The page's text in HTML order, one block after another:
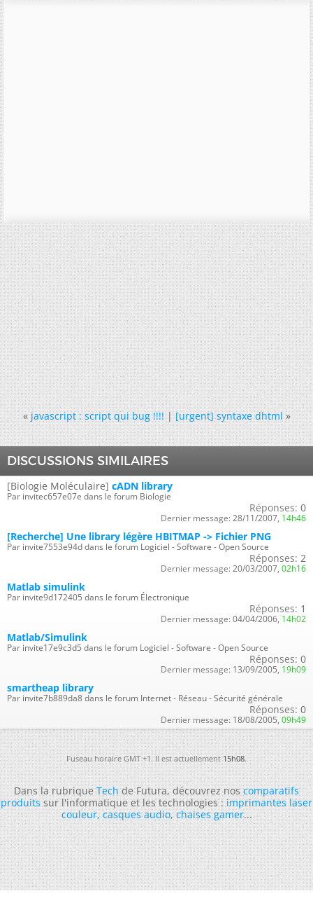
« javascript : script qui bug !!!!|[urgent] syntaxe dhtml »
DISCUSSIONS SIMILAIRES
[Biologie Moléculaire] cADN library
Par invitec657e07e dans le forum Biologie
Réponses: 0
Dernier message: 28/11/2007, 14h46
[Recherche] Une library légère HBITMAP -> Fichier PNG
Par invite7553e94d dans le forum Logiciel - Software - Open Source
Réponses: 2
Dernier message: 20/03/2007, 02h16
Matlab simulink
Par invite9d172405 dans le forum Électronique
Réponses: 1
Dernier message: 04/04/2006, 14h02
Matlab/Simulink
Par invite17e9c3d5 dans le forum Logiciel - Software - Open Source
Réponses: 0
Dernier message: 13/09/2005, 19h09
smartheap library
Par invite7b889da8 dans le forum Internet - Réseau - Sécurité générale
Réponses: 0
Dernier message: 18/08/2005, 09h49
Fuseau horaire GMT +1. Il est actuellement15h08.
Dans la rubriqueTechde Futura, découvrez noscomparatifs
produitssur l'informatique et les technologies :imprimantes laser
couleur,casques audio,chaises gamer...